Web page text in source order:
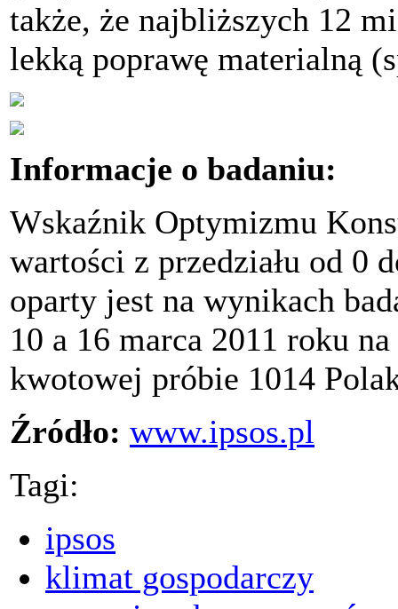
także, że najbliższych 12
lekką poprawę materialną
Informacje o badaniu:
Wskaźnik Optymizmu
wartości z przedziału od 0
oparty jest na wynikach
10 a 16 marca 2011 roku
kwotowej próbie 1014
Źródło: www.ipsos.pl
Tagi:
ipsos
klimat gospodarczy